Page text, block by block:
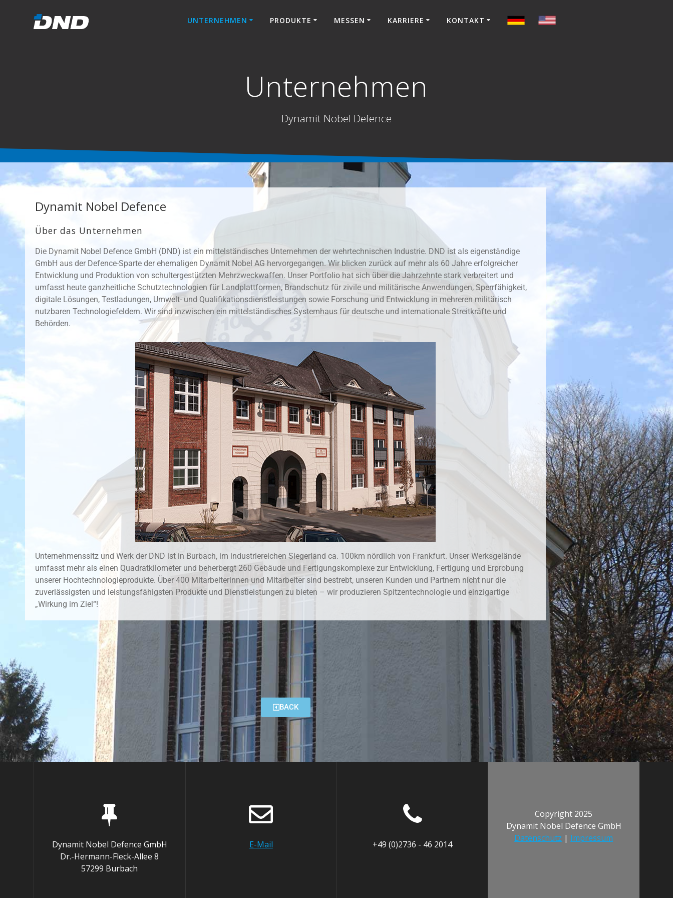
UNTERNEHMEN PRODUKTE MESSEN KARRIERE KONTAKT
Unternehmen
Dynamit Nobel Defence
Dynamit Nobel Defence
Über das Unternehmen
Die Dynamit Nobel Defence GmbH (DND) ist ein mittelständisches Unternehmen der wehrtechnischen Industrie. DND ist als eigenständige
GmbH aus der Defence-Sparte der ehemaligen Dynamit Nobel AG hervorgegangen. Wir blicken zurück auf mehr als 60 Jahre erfolgreicher
Entwicklung und Produktion von schultergestützten Mehrzweckwaffen. Unser Portfolio hat sich über die Jahrzehnte stark verbreitert und
umfasst heute ganzheitliche Schutztechnologien für Landplattformen, Brandschutz für zivile und militärische Anwendungen, Sperrfähigkeit,
digitale Lösungen, Testladungen, Umwelt- und Qualifikationsdienstleistungen sowie Forschung und Entwicklung in mehreren militärisch
nutzbaren Technologiefeldern. Wir sind inzwischen ein mittelständisches Systemhaus für deutsche und internationale Streitkräfte und
Behörden.
Unternehmenssitz und Werk der DND ist in Burbach, im industriereichen Siegerland ca. 100km nördlich von Frankfurt. Unser Werksgelände
umfasst mehr als einen Quadratkilometer und beherbergt 260 Gebäude und Fertigungskomplexe zur Entwicklung, Fertigung und Erprobung
unserer Hochtechnologieprodukte. Über 400 Mitarbeiterinnen und Mitarbeiter sind bestrebt, unseren Kunden und Partnern nicht nur die
zuverlässigsten und leistungsfähigsten Produkte und Dienstleistungen zu bieten – wir produzieren Spitzentechnologie und einzigartige
„Wirkung im Ziel“!
BACK
Dynamit Nobel Defence GmbH
Dr.-Hermann-Fleck-Allee 8
57299 Burbach
E-Mail +49 (0)2736 - 46 2014
Copyright 2025
Dynamit Nobel Defence GmbH
Datenschutz | Impressum